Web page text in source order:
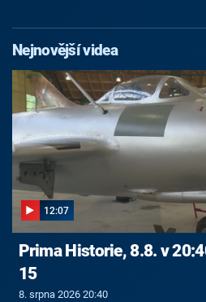
Nejnovější videa
12:07
Prima Historie, 8.8. v
15
8. srpna 2026 20:40